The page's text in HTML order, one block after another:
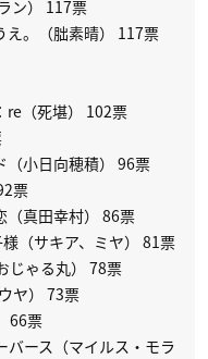
ン） 117票
え。（朏素晴） 117票
re（死堪） 102票
（小日向穂積） 96票
票
真田幸村） 86票
（サキア、ミヤ） 81票
じゃる丸） 78票
ヤ） 73票
66票
バース（マイルス・モラ